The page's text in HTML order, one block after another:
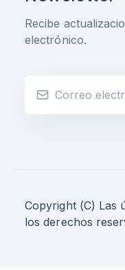
Recibe
electrónico.
Copyright (C) Las
los derechos